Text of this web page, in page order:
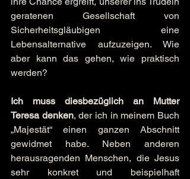
geratenen Gesellschaft von
Sicherheitsgläubigen eine
Lebensalternative aufzuzeigen. Wie
aber kann das gehen, wie praktisch
werden?
Ich muss diesbezüglich an Mutter
Teresa denken, der ich in meinem Buch
„Majestät“ einen ganzen Abschnitt
gewidmet habe. Neben anderen
herausragenden Menschen, die Jesus
sehr konkret und beispielhaft